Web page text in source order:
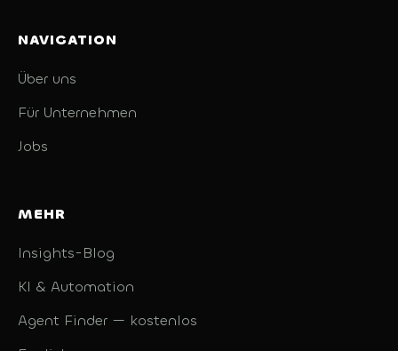
NAVIGATION
Über uns
Für Unternehmen
Jobs
MEHR
Insights-Blog
KI & Automation
Agent Finder — kostenlos